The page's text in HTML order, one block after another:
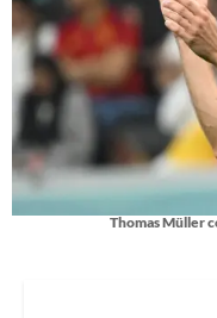
Thomas Müller